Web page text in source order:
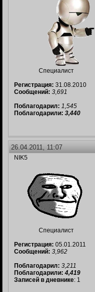
Специалист
Регистрация: 31.08.2010
Сообщений: 3,691
Поблагодарил: 1,545
Поблагодарили: 3,440
26.04.2011, 11:07
NIK5
Специалист
Регистрация: 05.01.2011
Сообщений: 3,962
Поблагодарил: 3,211
Поблагодарили: 4,419
Записей в дневнике: 1